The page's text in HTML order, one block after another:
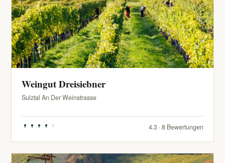
Weingut Dreisiebner
Sulztal An Der Weinstrasse
4.3 · 8 Bewertungen